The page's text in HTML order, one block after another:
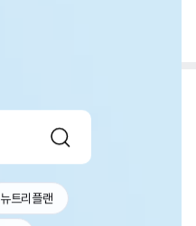
뉴트리플랜